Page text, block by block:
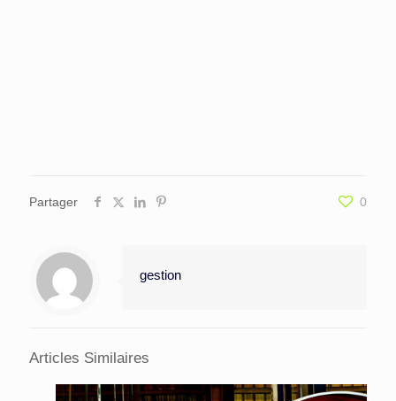
Partager 0
gestion
Articles Similaires